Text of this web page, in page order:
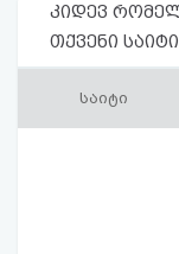
კიდევ
თქვენი
საიტი